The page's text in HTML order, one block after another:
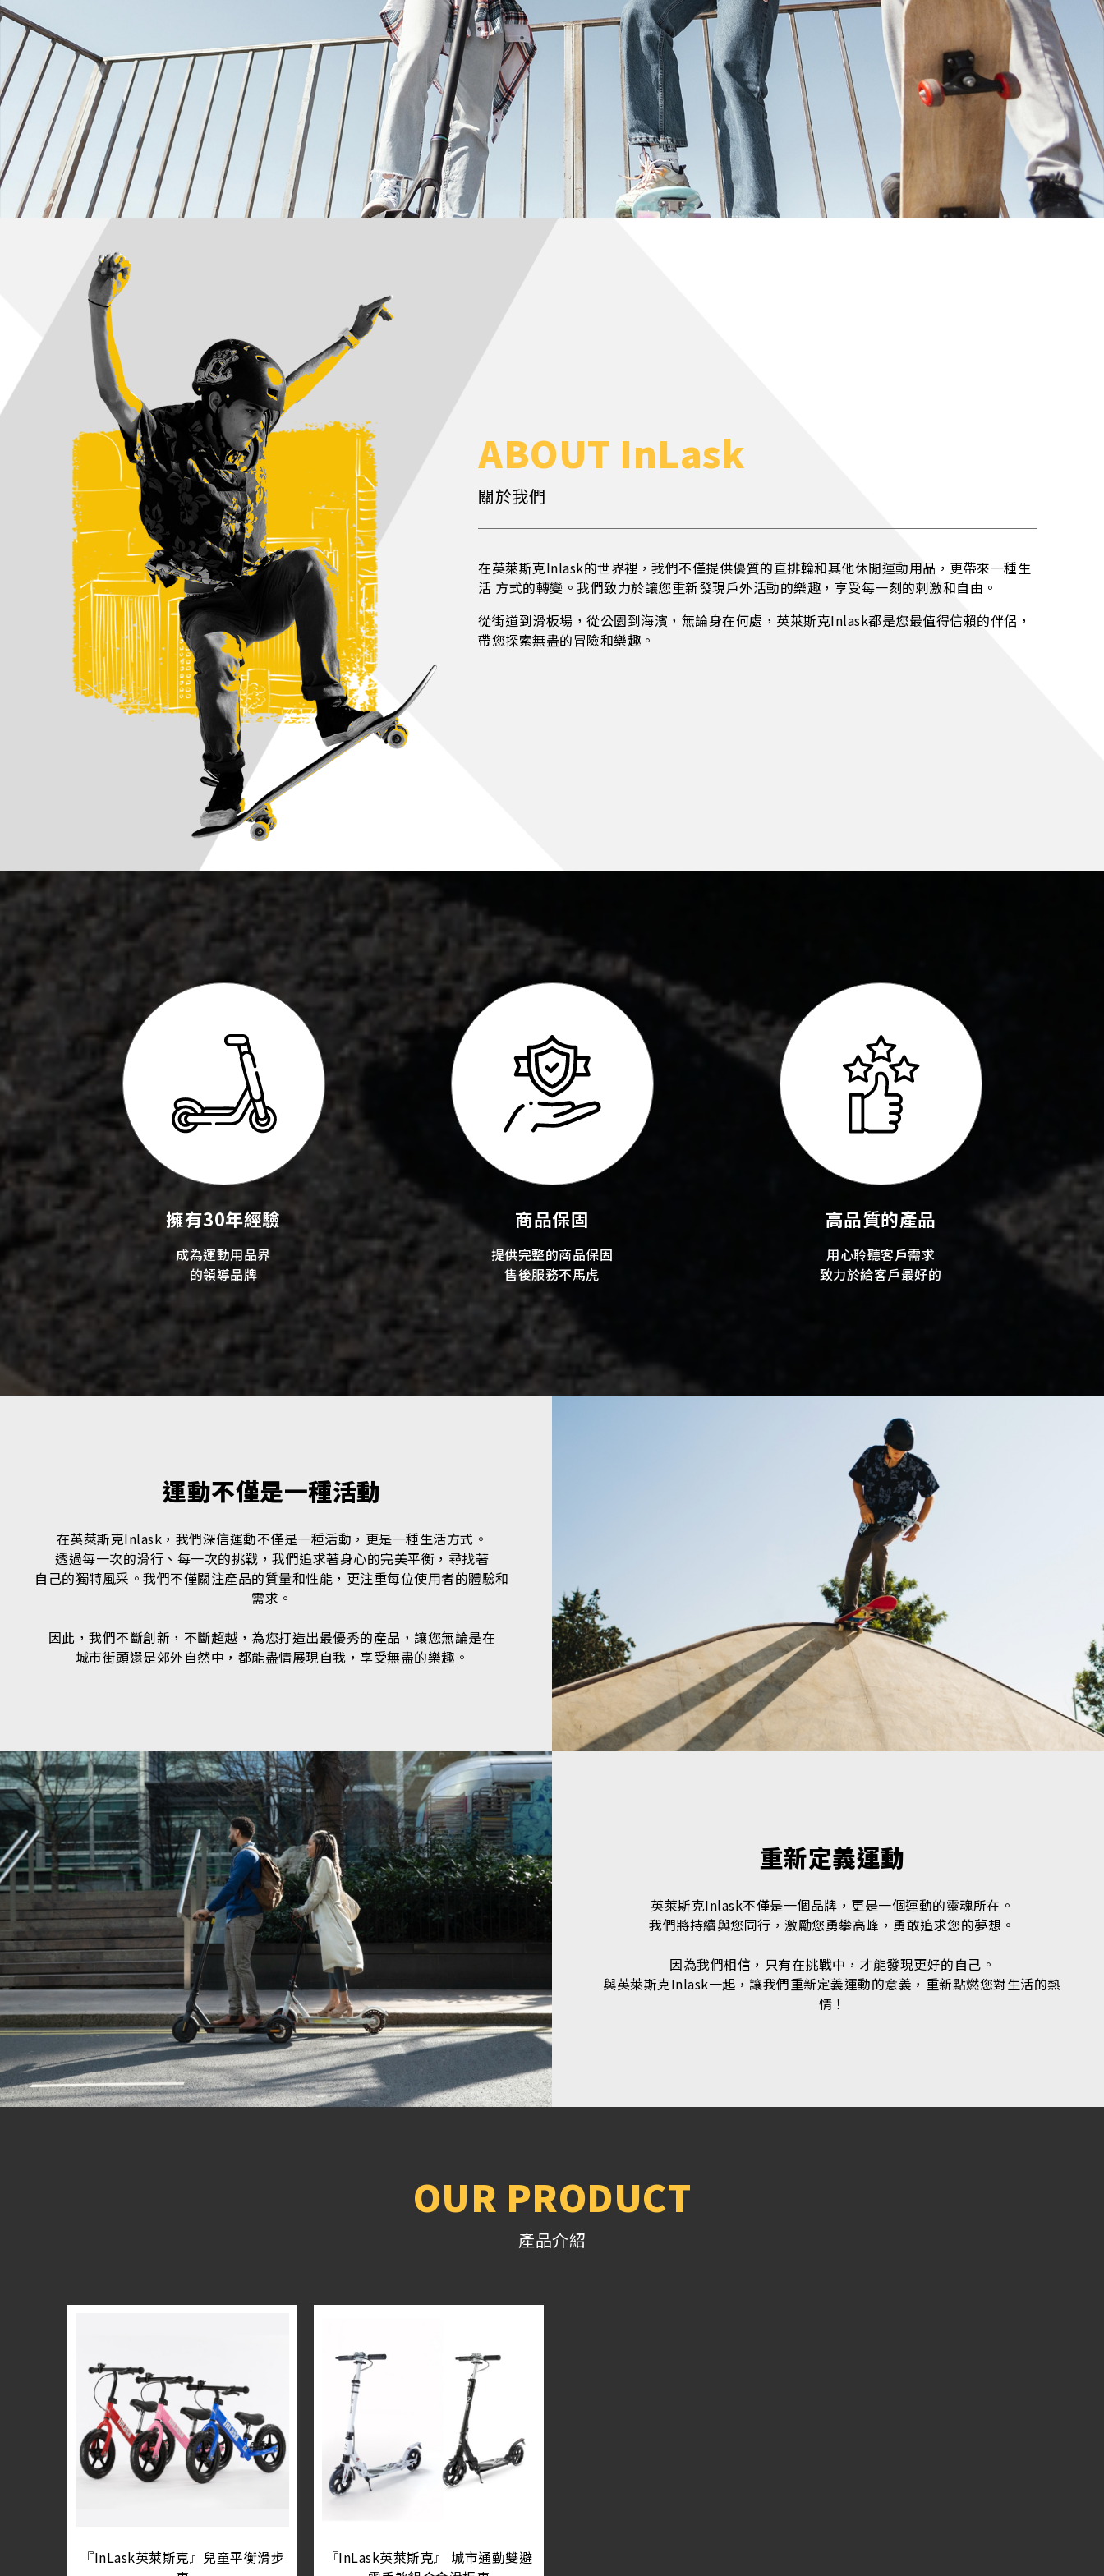
ABOUT InLask
關於我們
在英萊斯克Inlask的世界裡，我們不僅提供優質的直排輪和其他休閒運動用品，更帶來一種生
活 方式的轉變。我們致力於讓您重新發現戶外活動的樂趣，享受每一刻的刺激和自由。
從街道到滑板場，從公園到海濱，無論身在何處，英萊斯克Inlask都是您最值得信賴的伴侶，
帶您探索無盡的冒險和樂趣。
擁有30年經驗
成為運動用品界
的領導品牌
商品保固
提供完整的商品保固
售後服務不馬虎
高品質的產品
用心聆聽客戶需求
致力於給客戶最好的
運動不僅是一種活動
在英萊斯克Inlask，我們深信運動不僅是一種活動，更是一種生活方式。
透過每一次的滑行、每一次的挑戰，我們追求著身心的完美平衡，尋找著
自己的獨特風采。我們不僅關注產品的質量和性能，更注重每位使用者的體驗和
需求。
因此，我們不斷創新，不斷超越，為您打造出最優秀的產品，讓您無論是在
城市街頭還是郊外自然中，都能盡情展現自我，享受無盡的樂趣。
重新定義運動
英萊斯克Inlask不僅是一個品牌，更是一個運動的靈魂所在。
我們將持續與您同行，激勵您勇攀高峰，勇敢追求您的夢想。
因為我們相信，只有在挑戰中，才能發現更好的自己。
與英萊斯克Inlask一起，讓我們重新定義運動的意義，重新點燃您對生活的熱
情！
OUR PRODUCT
產品介紹
『InLask英萊斯克』兒童平衡滑步
『InLask英萊斯克』 城市通勤雙避